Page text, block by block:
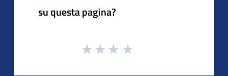
su questa pagina?